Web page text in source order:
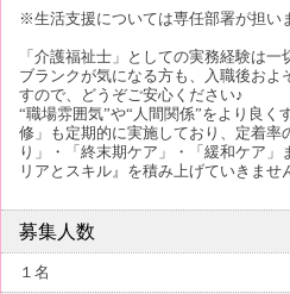
※生活支援については専任部署が担い
「介護福祉士」としての実務経験は一
ブランクが気になる方も、入職後およ
すので、どうぞご安心ください♪
“職場雰囲気”や“人間関係”をより良く
修」も定期的に実施しており、定着率
り」・「終末期ケア」・「緩和ケア」
リアとスキル』を積み上げていきませ
募集人数
１名